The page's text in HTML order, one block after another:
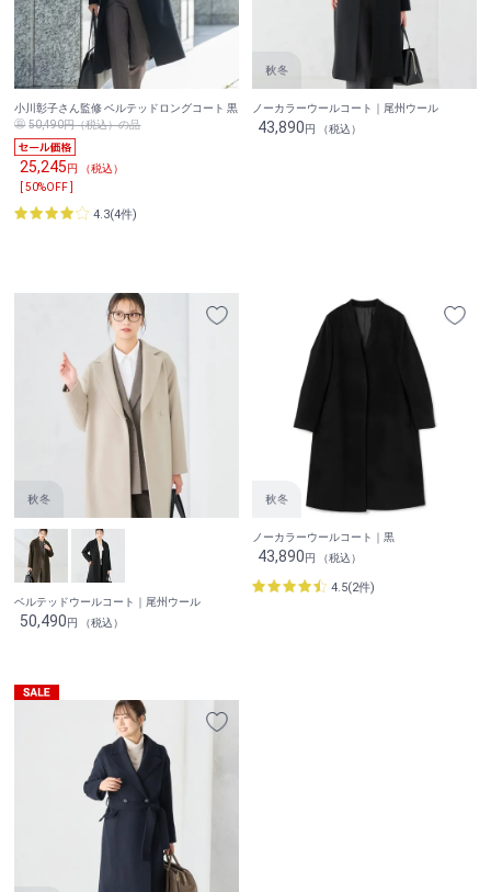
小川彰子さん監修 ベルテッドロングコート 黒
50,490円（税込）の品
25,245円 （税込）
[ 50%OFF ]
4.3(4件)
ノーカラーウールコート｜尾州ウール
43,890円 （税込）
ベルテッドウールコート｜尾州ウール
50,490円 （税込）
ノーカラーウールコート｜黒
43,890円 （税込）
4.5(2件)